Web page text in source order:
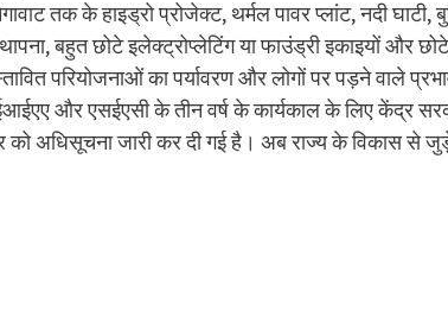
तक के हाइड्रो प्रोजेक्ट, थर्मल पावर प्लांट, नदी घाटी,
बहुत छोटे इलेक्ट्रोप्लेटिंग या फाउंड्री इकाइयों और
परियोजनाओं का पर्यावरण और लोगों पर पड़ने वाले
और एसईएसी के तीन वर्ष के कार्यकाल के लिए केंद्र
अधिसूचना जारी कर दी गई है। अब राज्य के विकास से